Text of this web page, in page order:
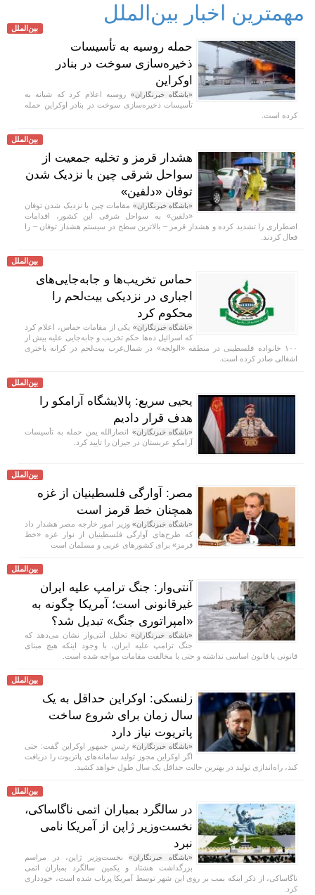
مهمترین اخبار بین‌الملل
بین‌الملل
حمله روسیه به تأسیسات
ذخیره‌سازی سوخت در بنادر
اوکراین
«باشگاه خبرنگاران» روسیه اعلام کرد که شبانه به
تأسیسات ذخیره‌سازی سوخت در بنادر اوکراین حمله
کرده است.
بین‌الملل
هشدار قرمز و تخلیه جمعیت از
سواحل شرقی چین با نزدیک شدن
توفان «دلفین»
«باشگاه خبرنگاران» مقامات چین با نزدیک شدن توفان
«دلفین» به سواحل شرقی این کشور، اقدامات
اضطراری را تشدید کرده و هشدار قرمز – بالاترین سطح در سیستم هشدار توفان – را
فعال کردند.
بین‌الملل
حماس تخریب‌ها و جابه‌جایی‌های
اجباری در نزدیکی بیت‌لحم را
محکوم کرد
«باشگاه خبرنگاران» یکی از مقامات حماس، اعلام کرد
که اسرائیل ده‌ها حکم تخریب و جابه‌جایی علیه بیش از
۱۰۰ خانواده فلسطینی در منطقه «الولجه» در شمال‌غرب بیت‌لحم در کرانه باختری
اشغالی صادر کرده است.
بین‌الملل
یحیی سریع: پالایشگاه آرامکو را
هدف قرار دادیم
«باشگاه خبرنگاران» انصارالله یمن حمله به تأسیسات
آرامکو عربستان در جیزان را تایید کرد.
بین‌الملل
مصر: آوارگی فلسطینیان از غزه
همچنان خط قرمز است
«باشگاه خبرنگاران»وزیر امور خارجه مصر هشدار داد
که طرح‌های آوارگی فلسطینیان از نوار غزه «خط
قرمز» برای کشور‌های عربی و مسلمان است
بین‌الملل
آنتی‌وار: جنگ ترامپ علیه ایران
غیرقانونی است؛ آمریکا چگونه به
«امپراتوری جنگ» تبدیل شد؟
«باشگاه خبرنگاران»تحلیل آنتی‌وار نشان می‌دهد که
جنگ ترامپ علیه ایران، با وجود اینکه هیچ مبنای
قانونی یا قانون اساسی نداشته و حتی با مخالفت مقامات مواجه شده است.
بین‌الملل
زلنسکی: اوکراین حداقل به یک
سال زمان برای شروع ساخت
پاتریوت نیاز دارد
«باشگاه خبرنگاران» رئیس جمهور اوکراین گفت: حتی
اگر اوکراین مجوز تولید سامانه‌های پاتریوت را دریافت
کند، راه‌اندازی تولید در بهترین حالت حداقل یک سال طول خواهد کشید.
بین‌الملل
در سالگرد بمباران اتمی ناگاساکی،
نخست‌وزیر ژاپن از آمریکا نامی
نبرد
«باشگاه خبرنگاران»نخست‌وزیر ژاپن، در مراسم
بزرگداشت هشتاد و یکمین سالگرد بمباران اتمی
ناگاساکی، از ذکر اینکه بمب بر روی این شهر توسط آمریکا پرتاب شده است، خودداری
کرد.